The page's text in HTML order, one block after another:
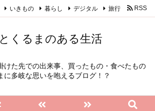
くるまのある生活
けた先での出来事、買ったもの・食べたもの
に多岐な思いを咆えるブログ！？
いきもの 暮らし デジタル 旅行 RSS